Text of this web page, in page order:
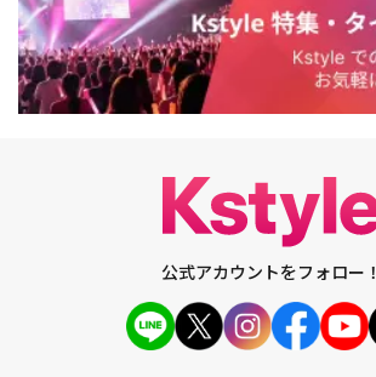
公式アカウントをフォロー！